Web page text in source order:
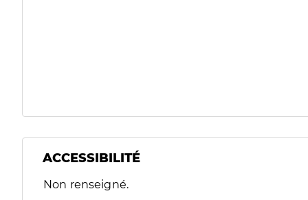
ACCESSIBILITÉ
Filtres
Sélectionnez un ou plusieurs handicaps/besoins
Non renseigné.